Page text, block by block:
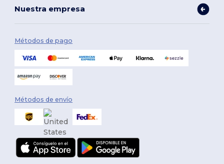
Nuestra empresa
Métodos de pago
Métodos de envío